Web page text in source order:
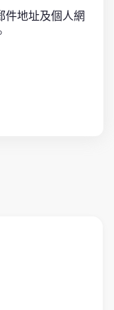
件地址及個人網